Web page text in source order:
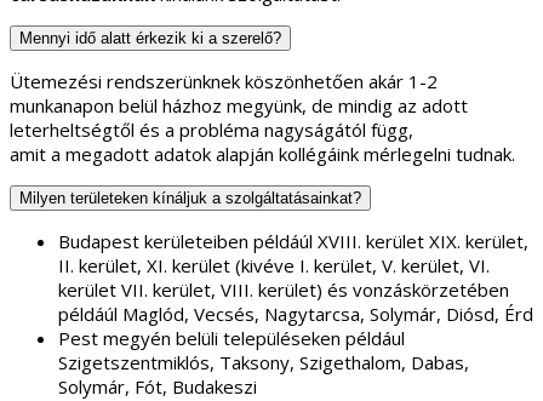
Mennyi idő alatt érkezik ki a szerelő?
Ütemezési rendszerünknek köszönhetően akár 1-2
munkanapon belül házhoz megyünk, de mindig az adott
leterheltségtől és a probléma nagyságától függ,
amit a megadott adatok alapján kollégáink mérlegelni tudnak.
Milyen területeken kínáljuk a szolgáltatásainkat?
Budapest kerületeiben példáúl XVIII. kerület XIX. kerület,
II. kerület, XI. kerület (kivéve I. kerület, V. kerület, VI.
kerület VII. kerület, VIII. kerület) és vonzáskörzetében
példáúl Maglód, Vecsés, Nagytarcsa, Solymár, Diósd, Érd
Pest megyén belüli településeken például
Szigetszentmiklós, Taksony, Szigethalom, Dabas,
Solymár, Fót, Budakeszi